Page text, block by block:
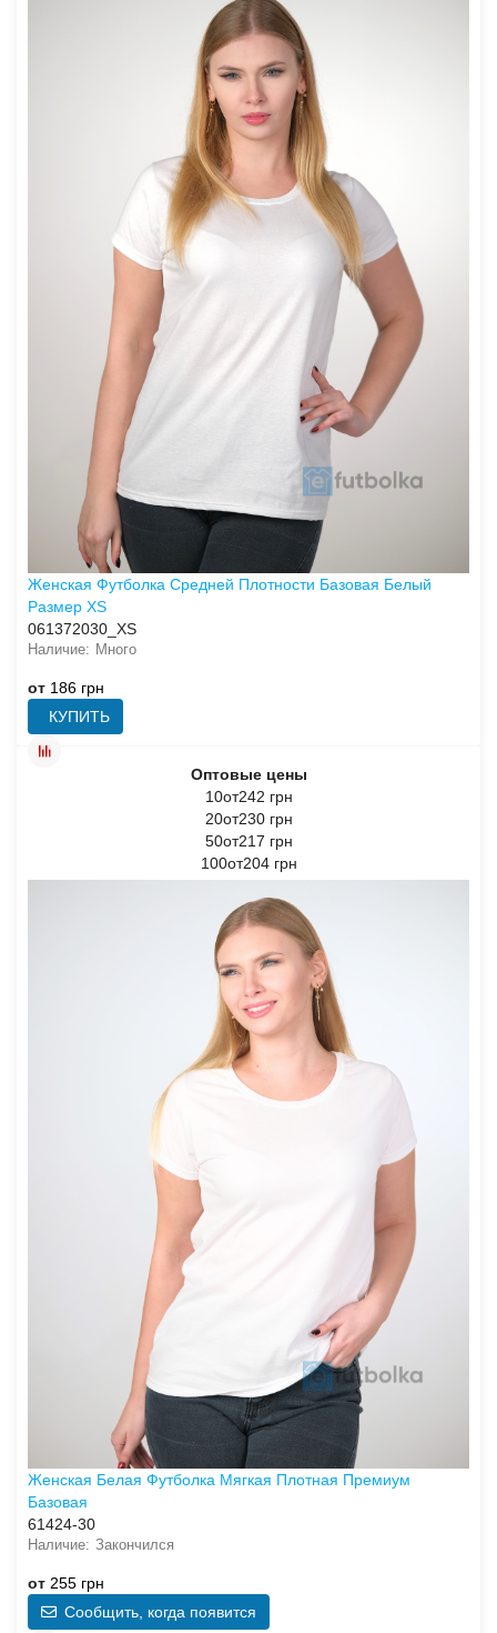
Женская Футболка Средней Плотности Базовая Белый
Размер XS
061372030_XS
Много
от 186 грн
КУПИТЬ
Оптовые цены
10от242 грн
20от230 грн
50от217 грн
100от204 грн
Женская Белая Футболка Мягкая Плотная Премиум
Базовая
61424-30
Закончился
от 255 грн
Сообщить, когда появится